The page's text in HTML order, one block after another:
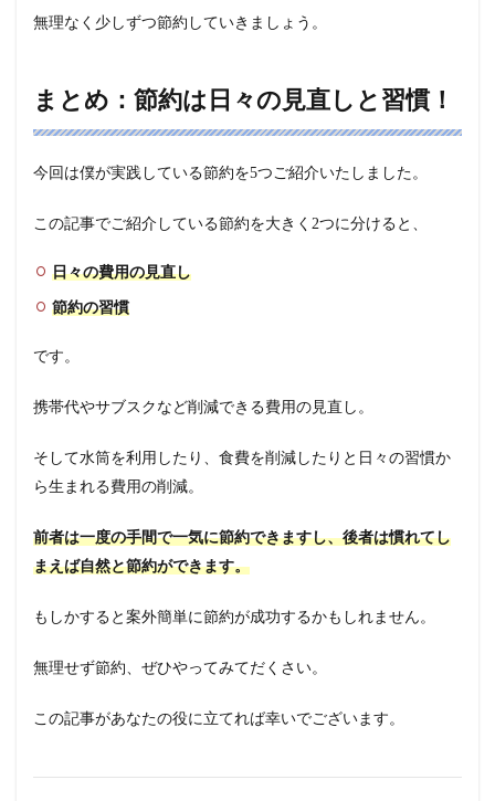
無理なく少しずつ節約していきましょう。
まとめ：節約は日々の見直しと習慣！
今回は僕が実践している節約を5つご紹介いたしました。
この記事でご紹介している節約を大きく2つに分けると、
日々の費用の見直し
節約の習慣
です。
携帯代やサブスクなど削減できる費用の見直し。
そして水筒を利用したり、食費を削減したりと日々の習慣か
ら生まれる費用の削減。
前者は一度の手間で一気に節約できますし、後者は慣れてし
まえば自然と節約ができます。
もしかすると案外簡単に節約が成功するかもしれません。
無理せず節約、ぜひやってみてだくさい。
この記事があなたの役に立てれば幸いでございます。